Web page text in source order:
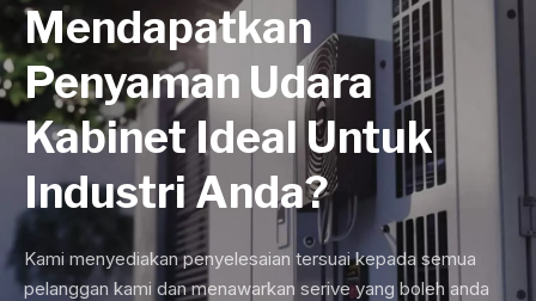
Mendapatkan
Penyaman Udara
Kabinet Ideal Untuk
Industri Anda?
Kami menyediakan penyelesaian tersuai kepada semua
pelanggan kami dan menawarkan serive yang boleh anda